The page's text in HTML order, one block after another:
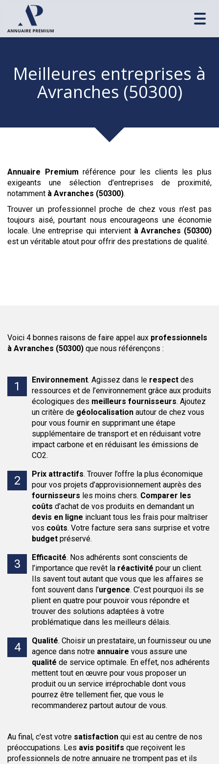
Meilleures entreprises à
Avranches (50300)
Annuaire Premium référence pour les clients les plus
exigeants une sélection d'entreprises de proximité,
notamment à Avranches (50300).
Trouver un professionnel proche de chez vous n'est pas
toujours aisé, pourtant nous encourageons une économie
locale. Une entreprise qui intervient à Avranches (50300)
est un véritable atout pour offrir des prestations de qualité.
Voici 4 bonnes raisons de faire appel aux professionnels
à Avranches (50300) que nous référençons :
Environnement. Agissez dans le respect des
ressources et de l’environnement grâce aux produits
écologiques des meilleurs fournisseurs. Ajoutez
un critère de géolocalisation autour de chez vous
pour vous fournir en supprimant une étape
supplémentaire de transport et en réduisant votre
impact carbone et en réduisant les émissions de
CO2.
Prix attractifs. Trouver l’offre la plus économique
pour vos projets d’approvisionnement auprès des
fournisseurs les moins chers. Comparer les
coûts d’achat de vos produits en demandant un
devis en ligne incluant tous les frais pour maîtriser
vos coûts. Votre facture sera sans surprise et votre
budget préservé.
Efficacité. Nos adhérents sont conscients de
l’importance que revêt la réactivité pour un client.
Ils savent tout autant que vous que les affaires se
font souvent dans l’urgence. C’est pourquoi ils se
plient en quatre pour pouvoir vous répondre et
trouver des solutions adaptées à votre
problématique dans les meilleurs délais.
Qualité. Choisir un prestataire, un fournisseur ou une
agence dans notre annuaire vous assure une
qualité de service optimale. En effet, nos adhérents
mettent tout en œuvre pour vous proposer un
produit ou un service irréprochable dont vous
pourrez être tellement fier, que vous le
recommanderez partout autour de vous.
Au final, c'est votre satisfaction qui est au centre de nos
préoccupations. Les avis positifs que reçoivent les
professionnels de notre annuaire ne trompent pas et ils